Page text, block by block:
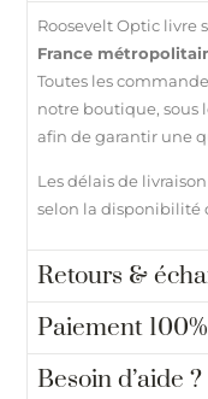
Roosevelt Optic livre
France
Toutes les
notre boutique, sous
afin de garantir une
Les délais de
selon la disponibilité
Retours &
Paiement
Besoin d’aide ?